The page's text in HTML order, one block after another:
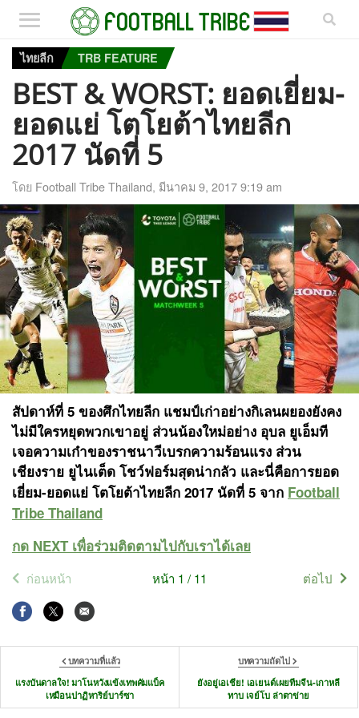
ไทยลีก TRB FEATURE
BEST & WORST: ยอดเยี่ยม-
ยอดแย่ โตโยต้าไทยลีก
2017 นัดที่ 5
โดย Football Tribe Thailand, มีนาคม 9, 2017 9:19 am
สัปดาห์ที่ 5 ของศึกไทยลีก แชมป์เก่าอย่างกิเลนผยองยังคง
ไม่มีใครหยุดพวกเขาอยู่ ส่วนน้องใหม่อย่าง อุบล ยูเอ็มที
เจอความเก๋าของราชนาวีเบรกความร้อนแรง ส่วน
เชียงราย ยูไนเต็ด โชว์ฟอร์มสุดน่ากลัว และนี่คือการยอด
เยี่ยม-ยอดแย่ โตโยต้าไทยลีก 2017 นัดที่ 5 จาก Football
Tribe Thailand
กด NEXT เพื่อร่วมติดตามไปกับเราได้เลย
ก่อนหน้า หน้า 1 / 11 ต่อไป
บทความที่แล้ว
แรงบันดาลใจ! มาโนหวังแข้งเทพคัมแบ็ค
เหมือนปาฏิหาริย์บาร์ซา
บทความถัดไป
ยังอยู่เอเชีย! เอเยนต์เผยทีมจีน-เกาหลี
ทาบ เจย์โบ ล่าตาข่าย